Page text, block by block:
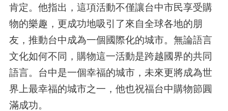
肯定。他指出，這項活動不僅讓台中市民享受購
物的樂趣，更成功地吸引了來自全球各地的朋
友，推動台中成為一個國際化的城市。無論語言
文化如何不同，購物這一活動是跨越國界的共同
語言。台中是一個幸福的城市，未來更將成為世
界上最幸福的城市之一，他也祝福台中購物節圓
滿成功。